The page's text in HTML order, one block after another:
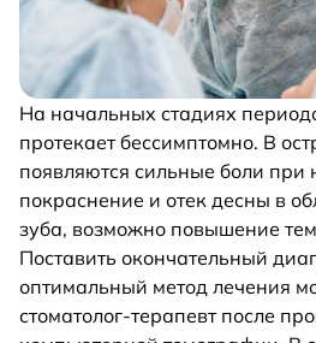
На начальных стадиях
протекает бессимптомно. В
появляются сильные боли при
покраснение и отек десны в
зуба, возможно повышение
Поставить окончательный
оптимальный метод лечения
стоматолог-терапевт после